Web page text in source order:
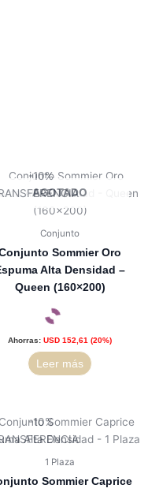
AGOTADO
Conjunto
Sommier Oro
Alta Densidad –
Queen (160×200)
Ahorras: USD 152,61 (20%)
Leer más
1 Plaza
Sommier Caprice